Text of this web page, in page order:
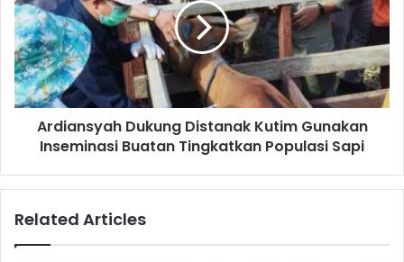
Ardiansyah Dukung Distanak Kutim Gunakan
Inseminasi Buatan Tingkatkan Populasi Sapi
Related Articles